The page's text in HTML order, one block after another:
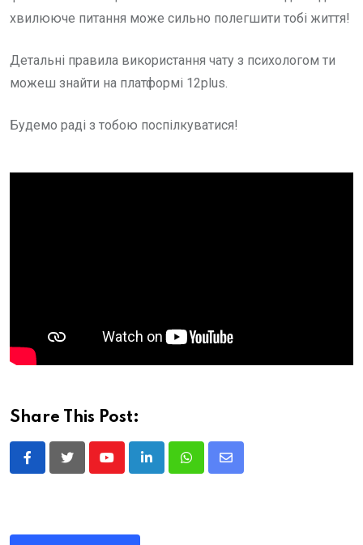
хвилююче питання може сильно полегшити тобі життя!
Детальні правила використання чату з психологом ти
можеш знайти на платформі 12plus.
Будемо раді з тобою поспілкуватися!
Share This Post:
YoutubeLinkedInWhatsappShare